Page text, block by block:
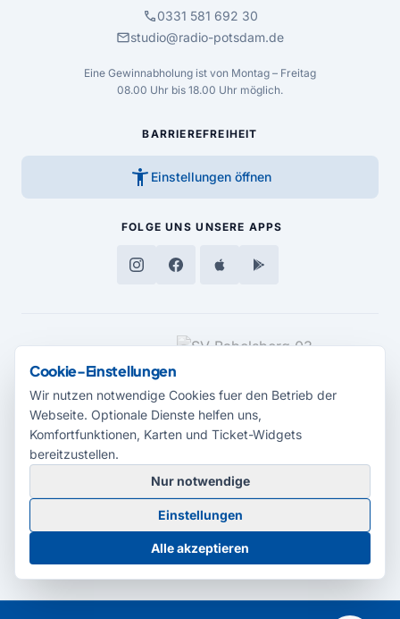
call0331 581 692 30
mailstudio@radio-potsdam.de
Eine Gewinnabholung ist von Montag – Freitag
08.00 Uhr bis 18.00 Uhr möglich.
BARRIEREFREIHEIT
accessibility_new Einstellungen öffnen
FOLGE UNS UNSERE APPS
MEDIENPARTNER
© 2026 Radio Potsdam. Webseite entwickelt durch dieMedienagentur
Babelsberg
BarrierefreiheitserklärungAGBDatenschutzImpressum
Cookie-Einstellungen
Cookie-Einstellungen
Wir nutzen notwendige Cookies fuer den Betrieb der
Webseite. Optionale Dienste helfen uns,
Komfortfunktionen, Karten und Ticket-Widgets
bereitzustellen.
Nur notwendige
Einstellungen
Alle akzeptieren